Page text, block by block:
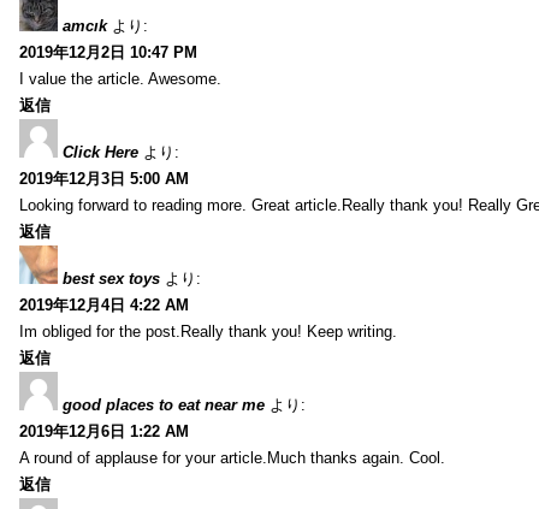
amcık より:
2019年12月2日 10:47 PM
I value the article. Awesome.
返信
Click Here より:
2019年12月3日 5:00 AM
Looking forward to reading more. Great article.Really thank you! Really
返信
best sex toys より:
2019年12月4日 4:22 AM
Im obliged for the post.Really thank you! Keep writing.
返信
good places to eat near me より:
2019年12月6日 1:22 AM
A round of applause for your article.Much thanks again. Cool.
返信